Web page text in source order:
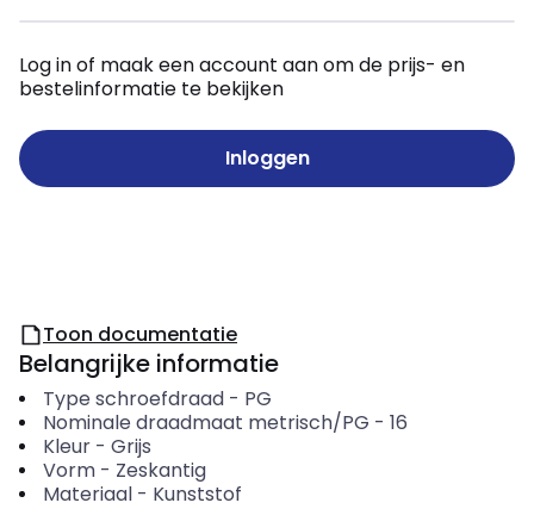
Log in of maak een account aan om de prijs- en
bestelinformatie te bekijken
Inloggen
Toon documentatie
Belangrijke informatie
Type schroefdraad- PG
Nominale draadmaat metrisch/PG - 16
Kleur- Grijs
Vorm- Zeskantig
Materiaal- Kunststof